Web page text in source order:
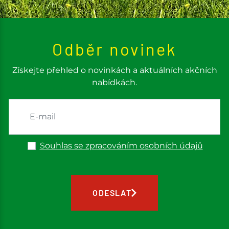
Odběr novinek
Získejte přehled o novinkách a aktuálních akčních
nabídkách.
Souhlas se zpracováním osobních údajů
ODESLAT